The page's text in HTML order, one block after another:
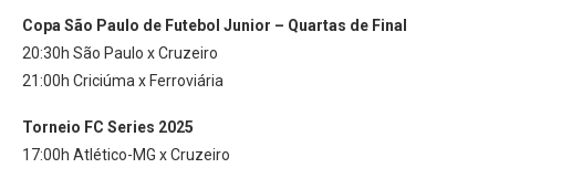
Copa São Paulo de Futebol Junior – Quartas de Final
20:30h São Paulo x Cruzeiro
21:00h Criciúma x Ferroviária
Torneio FC Series 2025
17:00h Atlético-MG x Cruzeiro